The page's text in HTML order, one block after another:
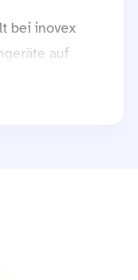
bei inovex
auf
Am
in der
auch in